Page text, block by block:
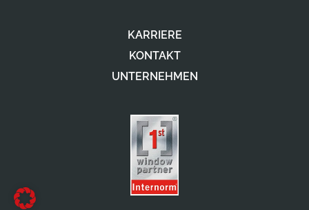
KARRIERE
KONTAKT
UNTERNEHMEN